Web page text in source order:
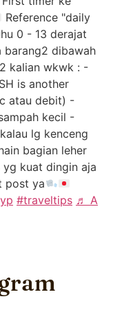
Reference "daily
0 - 13 derajat
barang2 dibawah
kalian wkwk : -
is another
atau debit) -
kecil -
lg kenceng
bagian leher
kuat dingin aja
post ya
#traveltips ♬ A